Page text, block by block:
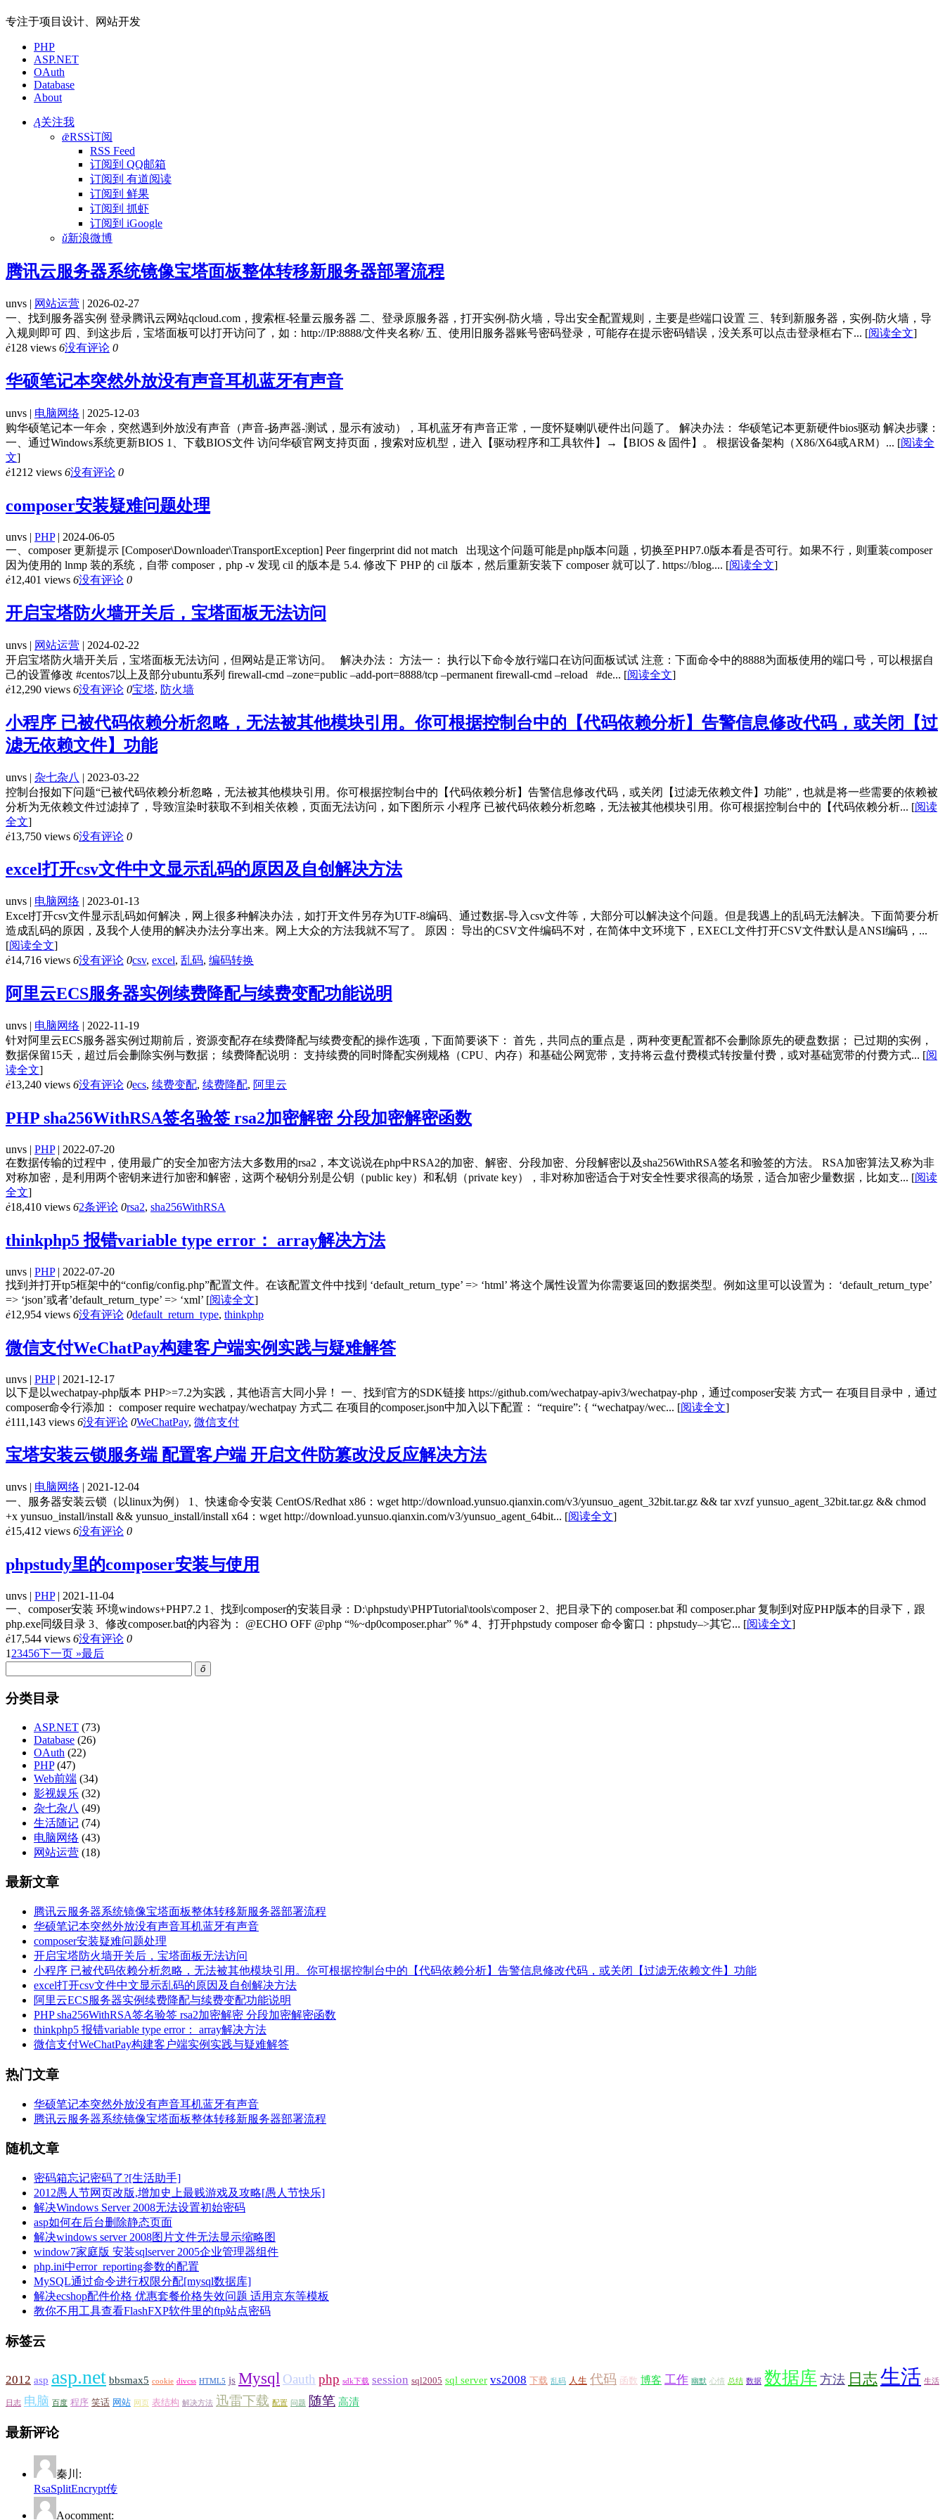
专注于项目设计、网站开发
PHP
ASP.NET
OAuth
Database
About
Ą关注我
ǣRSS订阅
RSS Feed
订阅到 QQ邮箱
订阅到 有道阅读
订阅到 鲜果
订阅到 抓虾
订阅到 iGoogle
ǔ新浪微博
腾讯云服务器系统镜像宝塔面板整体转移新服务器部署流程
unvs | 网站运营 | 2026-02-27
一、找到服务器实例 登录腾讯云网站qcloud.com，搜索框-轻量云服务器 二、登录原服务器，打开实例-防火墙，导出安全配置规则，主要是些端口设置 三、转到新服务器，实例-防火墙，导
入规则即可 四、到这步后，宝塔面板可以打开访问了，如：http://IP:8888/文件夹名称/ 五、使用旧服务器账号密码登录，可能存在提示密码错误，没关系可以点击登录框右下... [阅读全文]
ė128 views 6没有评论 0
华硕笔记本突然外放没有声音耳机蓝牙有声音
unvs | 电脑网络 | 2025-12-03
购华硕笔记本一年余，突然遇到外放没有声音（声音-扬声器-测试，显示有波动），耳机蓝牙有声音正常，一度怀疑喇叭硬件出问题了。 解决办法： 华硕笔记本更新硬件bios驱动 解决步骤：
一、通过Windows系统更新BIOS 1、下载BIOS文件 访问华硕官网支持页面，搜索对应机型，进入【驱动程序和工具软件】→【BIOS & 固件】。 根据设备架构（X86/X64或ARM）... [阅读全
文]
ė1212 views 6没有评论 0
composer安装疑难问题处理
unvs | PHP| 2024-06-05
一、composer 更新提示 [Composer\Downloader\TransportException] Peer fingerprint did not match 出现这个问题可能是php版本问题，切换至PHP7.0版本看是否可行。如果不行，则重装composer
因为使用的 lnmp 装的系统，自带 composer，php -v 发现 cil 的版本是 5.4. 修改下 PHP 的 cil 版本，然后重新安装下 composer 就可以了. https://blog.... [阅读全文]
ė12,401 views 6没有评论 0
开启宝塔防火墙开关后，宝塔面板无法访问
unvs | 网站运营 | 2024-02-22
开启宝塔防火墙开关后，宝塔面板无法访问，但网站是正常访问。 解决办法： 方法一： 执行以下命令放行端口在访问面板试试 注意：下面命令中的8888为面板使用的端口号，可以根据自
己的设置修改 #centos7以上及部分ubuntu系列 firewall-cmd –zone=public –add-port=8888/tcp –permanent firewall-cmd –reload #de... [阅读全文]
ė12,290 views 6没有评论 0宝塔, 防火墙
小程序 已被代码依赖分析忽略，无法被其他模块引用。你可根据控制台中的【代码依赖分析】告警信息修改代码，或关闭【过
滤无依赖文件】功能
unvs | 杂七杂八 | 2023-03-22
控制台报如下问题“已被代码依赖分析忽略，无法被其他模块引用。你可根据控制台中的【代码依赖分析】告警信息修改代码，或关闭【过滤无依赖文件】功能”，也就是将一些需要的依赖被
分析为无依赖文件过滤掉了，导致渲染时获取不到相关依赖，页面无法访问，如下图所示 小程序 已被代码依赖分析忽略，无法被其他模块引用。你可根据控制台中的【代码依赖分析... [阅读
全文]
ė13,750 views 6没有评论 0
excel打开csv文件中文显示乱码的原因及自创解决方法
unvs | 电脑网络 | 2023-01-13
Excel打开csv文件显示乱码如何解决，网上很多种解决办法，如打开文件另存为UTF-8编码、通过数据-导入csv文件等，大部分可以解决这个问题。但是我遇上的乱码无法解决。下面简要分析
造成乱码的原因，及我个人使用的解决办法分享出来。网上大众的方法我就不写了。 原因： 导出的CSV文件编码不对，在简体中文环境下，EXECL文件打开CSV文件默认是ANSI编码，...
[阅读全文]
ė14,716 views 6没有评论 0csv, excel, 乱码, 编码转换
阿里云ECS服务器实例续费降配与续费变配功能说明
unvs | 电脑网络 | 2022-11-19
针对阿里云ECS服务器实例过期前后，资源变配存在续费降配与续费变配的操作选项，下面简要谈下： 首先，共同点的重点是，两种变更配置都不会删除原先的硬盘数据； 已过期的实例，
数据保留15天，超过后会删除实例与数据； 续费降配说明： 支持续费的同时降配实例规格（CPU、内存）和基础公网宽带，支持将云盘付费模式转按量付费，或对基础宽带的付费方式... [阅
读全文]
ė13,240 views 6没有评论 0ecs, 续费变配, 续费降配, 阿里云
PHP sha256WithRSA签名验签 rsa2加密解密 分段加密解密函数
unvs | PHP| 2022-07-20
在数据传输的过程中，使用最广的安全加密方法大多数用的rsa2，本文说说在php中RSA2的加密、解密、分段加密、分段解密以及sha256WithRSA签名和验签的方法。 RSA加密算法又称为非
对称加密，是利用两个密钥来进行加密和解密，这两个秘钥分别是公钥（public key）和私钥（private key），非对称加密适合于对安全性要求很高的场景，适合加密少量数据，比如支... [阅读
全文]
ė18,410 views 62条评论 0rsa2, sha256WithRSA
thinkphp5 报错variable type error： array解决方法
unvs | PHP| 2022-07-20
找到并打开tp5框架中的“config/config.php”配置文件。在该配置文件中找到 ‘default_return_type’ => ‘html’ 将这个属性设置为你需要返回的数据类型。例如这里可以设置为： ‘default_return_type’
=> ‘json’或者’default_return_type’ => ‘xml’ [阅读全文]
ė12,954 views 6没有评论 0default_return_type, thinkphp
微信支付WeChatPay构建客户端实例实践与疑难解答
unvs | PHP| 2021-12-17
以下是以wechatpay-php版本 PHP>=7.2为实践，其他语言大同小异！ 一、找到官方的SDK链接 https://github.com/wechatpay-apiv3/wechatpay-php，通过composer安装 方式一 在项目目录中，通过
composer命令行添加： composer require wechatpay/wechatpay 方式二 在项目的composer.json中加入以下配置： “require”: { “wechatpay/wec... [阅读全文]
ė111,143 views 6没有评论 0WeChatPay, 微信支付
宝塔安装云锁服务端 配置客户端 开启文件防篡改没反应解决方法
unvs | 电脑网络 | 2021-12-04
一、服务器安装云锁（以linux为例） 1、快速命令安装 CentOS/Redhat x86：wget http://download.yunsuo.qianxin.com/v3/yunsuo_agent_32bit.tar.gz && tar xvzf yunsuo_agent_32bit.tar.gz && chmod
+x yunsuo_install/install && yunsuo_install/install x64：wget http://download.yunsuo.qianxin.com/v3/yunsuo_agent_64bit... [阅读全文]
ė15,412 views 6没有评论 0
phpstudy里的composer安装与使用
unvs | PHP| 2021-11-04
一、composer安装 环境windows+PHP7.2 1、找到composer的安装目录：D:\phpstudy\PHPTutorial\tools\composer 2、把目录下的 composer.bat 和 composer.phar 复制到对应PHP版本的目录下，跟
php.exe同级目录 3、修改composer.bat的内容为： @ECHO OFF @php “%~dp0composer.phar” %* 4、打开phpstudy composer 命令窗口：phpstudy–>其它... [阅读全文]
ė17,544 views 6没有评论 0
1 23456下一页 »最后
ő
分类目录
ASP.NET (73)
Database (26)
OAuth (22)
PHP(47)
Web前端 (34)
影视娱乐 (32)
杂七杂八 (49)
生活随记 (74)
电脑网络 (43)
网站运营 (18)
最新文章
腾讯云服务器系统镜像宝塔面板整体转移新服务器部署流程
华硕笔记本突然外放没有声音耳机蓝牙有声音
composer安装疑难问题处理
开启宝塔防火墙开关后，宝塔面板无法访问
小程序 已被代码依赖分析忽略，无法被其他模块引用。你可根据控制台中的【代码依赖分析】告警信息修改代码，或关闭【过滤无依赖文件】功能
excel打开csv文件中文显示乱码的原因及自创解决方法
阿里云ECS服务器实例续费降配与续费变配功能说明
PHP sha256WithRSA签名验签 rsa2加密解密 分段加密解密函数
thinkphp5 报错variable type error： array解决方法
微信支付WeChatPay构建客户端实例实践与疑难解答
热门文章
华硕笔记本突然外放没有声音耳机蓝牙有声音
腾讯云服务器系统镜像宝塔面板整体转移新服务器部署流程
随机文章
密码箱忘记密码了?[生活助手]
2012愚人节网页改版,增加史上最贱游戏及攻略[愚人节快乐]
解决Windows Server 2008无法设置初始密码
asp如何在后台删除静态页面
解决windows server 2008图片文件无法显示缩略图
window7家庭版 安装sqlserver 2005企业管理器组件
php.ini中error_reporting参数的配置
MySQL通过命令进行权限分配[mysql数据库]
解决ecshop配件价格 优惠套餐价格失效问题 适用京东等模板
教你不用工具查看FlashFXP软件里的ftp站点密码
标签云
2012 asp asp.net bbsmax5 cookie divcss HTML5 js Mysql Oauth php sdk下载 session sql2005 sql server vs2008 下载 乱码 人生 代码 函数 博客 工作 幽默 心情 总结 数据 数据库 方法 日志生活 生活
日志 电脑 百度 程序 笑话 网站 网页 表结构 解决方法 迅雷下载 配置 问题 随笔 高清
最新评论
秦川:
RsaSplitEncrypt传
Aocomment: